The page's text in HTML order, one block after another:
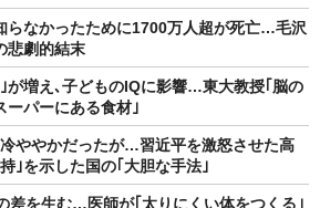
らなかったために1700万人超が死亡…毛沢
悲劇的結末
が増え､子どものIQに影響…東大教授｢脳の
ーパーにある食材｣
ややかだったが…習近平を激怒させた高
｣を示した国の｢大胆な手法｣
差を生む…医師が｢太りにくい体をつくる｣